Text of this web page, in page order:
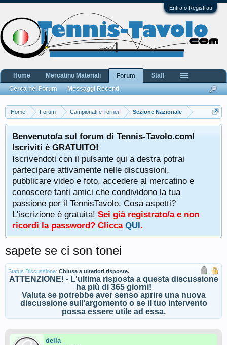
Entra o Registrati
Home Forum Campionati e Tornei Sezione Nazionale
Benvenuto/a sul forum di Tennis-Tavolo.com!
Iscriviti è GRATUITO!
Iscrivendoti con il pulsante qui a destra potrai
partecipare attivamente nelle discussioni,
pubblicare video e foto, accedere al mercatino e
conoscere tanti amici che condividono la tua
passione per il TennisTavolo. Cosa aspetti?
L'iscrizione è gratuita! Sei già registrato/a e non
ricordi la password? Clicca QUI.
sapete se ci son tonei
Status Discussione: Chiusa a ulteriori risposte.
ATTENZIONE! - L'ultima risposta a questa discussione
ha più di 365 giorni!
Valuta se potrebbe aver senso aprire una nuova
discussione sull'argomento o se il tuo intervento
possa essere utile ad essa.
della
Home Mercatino Materiali
Forum
Cerca nei Forum
Messaggi Recenti
Staff